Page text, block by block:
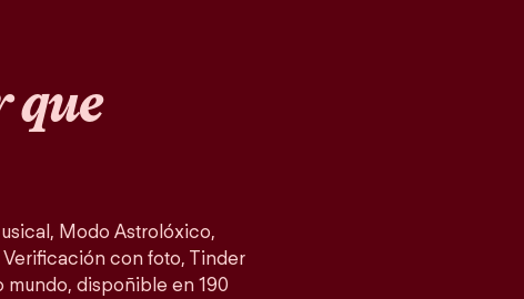
que
Modo Astrolóxico,
con foto, Tinder
mundo, dispoñible en 190